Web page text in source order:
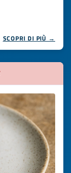
SCOPRI DI PIÙ →